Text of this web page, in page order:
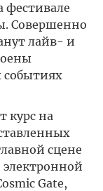
фестивале
Совершенно
лайв- и
событиях
курс на
сцене
Gate,